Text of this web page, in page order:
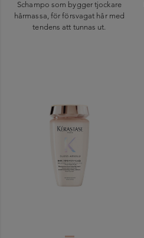
Schampo som bygger tjockare
hårmassa, för försvagat hår med
tendens att tunnas ut.